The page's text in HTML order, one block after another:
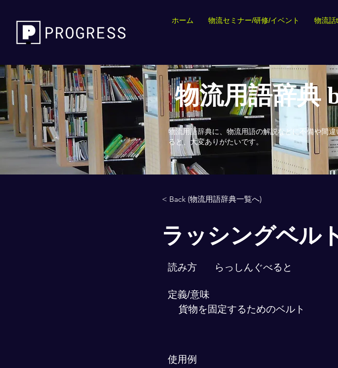
ホーム 物流セミナー/研修/イベント 物流話
物流用語辞典
物流用語辞典に、物流用語の解説などに不備や間
ると、大変ありがたいです。
< Back (物流用語辞典一覧へ)
ラッシングベル
読み方 らっしんぐべると
定義/意味
貨物を固定するためのベルト
使用例